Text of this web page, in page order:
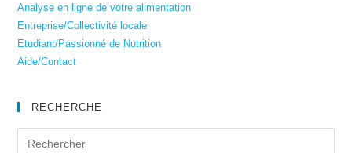
Analyse en ligne de votre alimentation
Entreprise/Collectivité locale
Etudiant/Passionné de Nutrition
Aide/Contact
RECHERCHE